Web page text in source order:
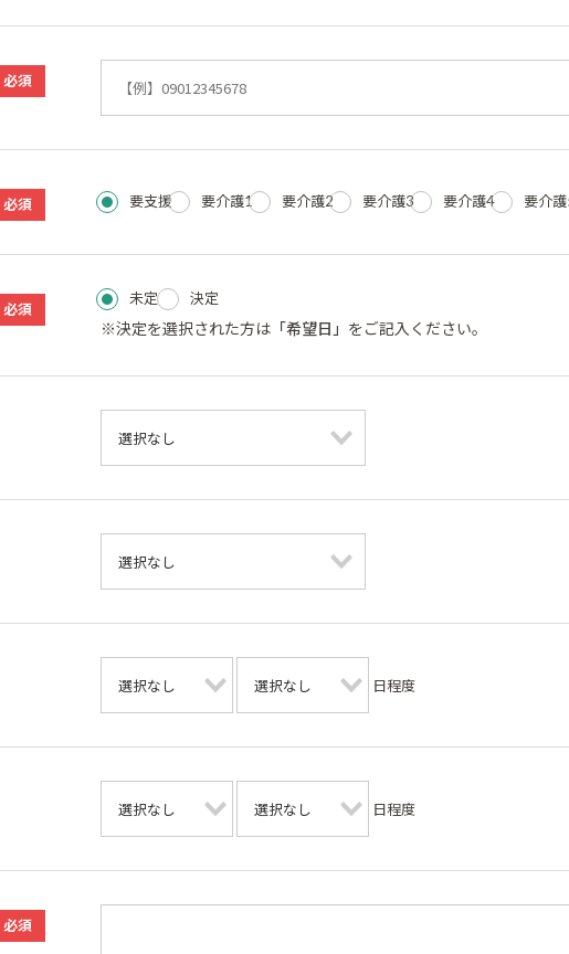
必須
必須 要支援 要介護1 要介護2 要介護3 要介護4 要介
必須
未定 決定
※決定を選択された方は 「希望日」 をご記入ください。
日程度
日程度
必須